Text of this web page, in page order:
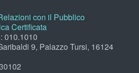
con il Pubblico
Certificata
010.1010
9, Palazzo Tursi, 16124